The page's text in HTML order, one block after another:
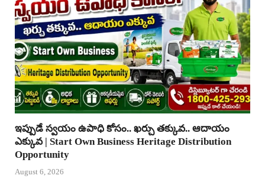
ఇప్పుడే స్వయం ఉపాధి కోసం.. ఖర్చు తక్కువ.. ఆదాయం
ఎక్కువ | Start Own Business Heritage Distribution
Opportunity
August 6, 2026